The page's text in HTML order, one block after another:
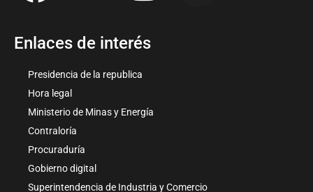
Enlaces de interés
Presidencia de la republica
Hora legal
Ministerio de Minas y Energía
Contraloría
Procuraduría
Gobierno digital
Superintendencia de Industria y Comercio